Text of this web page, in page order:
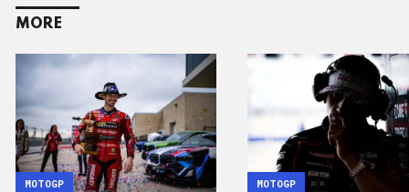
MORE
MOTOGP MOTOGP